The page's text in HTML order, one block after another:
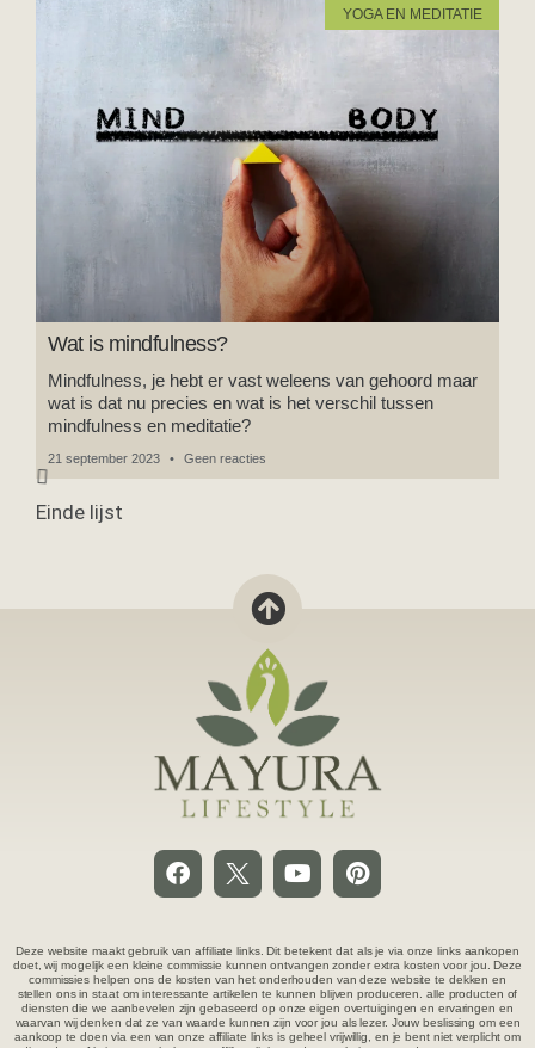
YOGA EN MEDITATIE
Wat is mindfulness?
Mindfulness, je hebt er vast weleens van gehoord maar
wat is dat nu precies en wat is het verschil tussen
mindfulness en meditatie?
21 september 2023 Geen reacties
3 online yoga platforms en tips voor thuisyoga
Naast mijn wekelijkse yogalessen bij een yogaschool
YOGA EN MEDITATIE